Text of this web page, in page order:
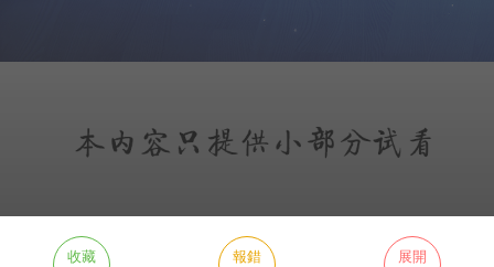
收藏
報錯
展開